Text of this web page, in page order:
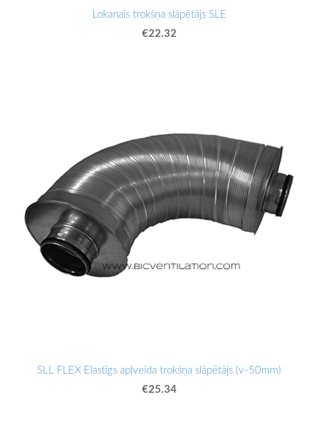
Lokanais trokšņa slāpētājs SLE
€22.32
SLL FLEX Elastīgs apļveida trokšņa slāpētājs (v-50mm)
€25.34